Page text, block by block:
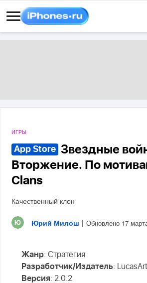
ИГРЫ
App Store
Звездные
Вторжение. По
Clans
Качественный клон
Юрий Милош | Обновлено 17
Жанр: Стратегия
Разработчик/Издатель:
Версия: 2.0.2